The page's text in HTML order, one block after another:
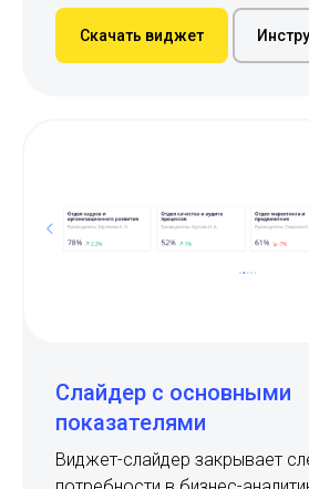
Скачать виджет
Слайдер с основными
показателями
Виджет-слайдер закрывает